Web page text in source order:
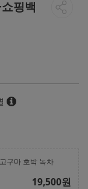
핑백
구마 호박 녹차
19,500원